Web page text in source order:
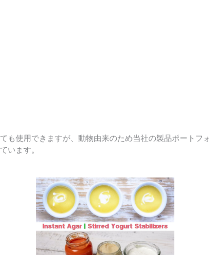
も使用できますが、動物由来のため当社の製品ポートフ
います。